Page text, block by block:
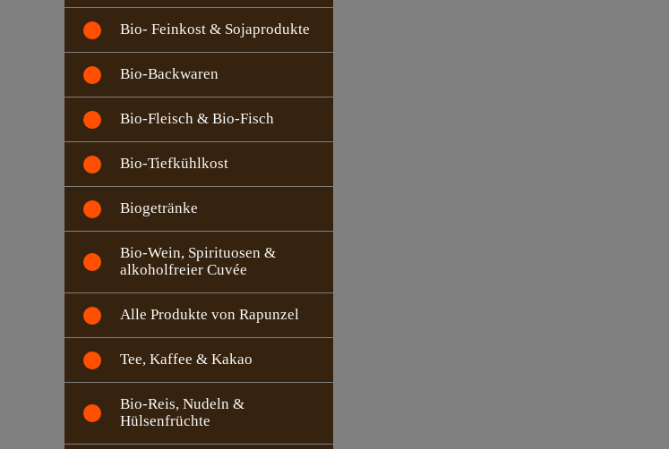
Bio- Feinkost & Sojaprodukte
Bio-Backwaren
Bio-Fleisch & Bio-Fisch
Bio-Tiefkühlkost
Biogetränke
Bio-Wein, Spirituosen &
alkoholfreier Cuvée
Alle Produkte von Rapunzel
Tee, Kaffee & Kakao
Bio-Reis, Nudeln &
Hülsenfrüchte